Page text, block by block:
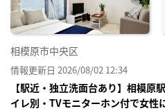
相模原市中央区
情報更新日 2026/08/02 12:34
【駅近・独立洗面台あり】相模原
イレ別・TVモニターホン付で女性